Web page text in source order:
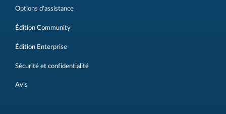
Options d'assistance
Édition Community
Édition Enterprise
Sécurité et confidentialité
Avis